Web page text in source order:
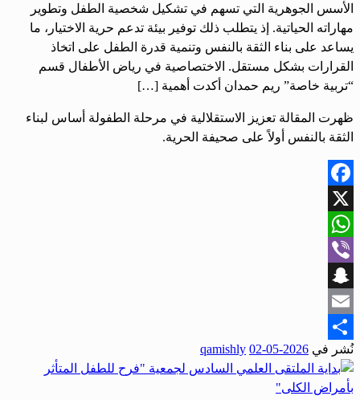
الأسس الجوهرية التي تسهم في تشكيل شخصية الطفل وتطوير
مهاراته الحياتية. إذ يتطلب ذلك توفير بيئة تدعم حرية الاختيار، ما
يساعد على بناء الثقة بالنفس وتنمية قدرة الطفل على اتخاذ
القرارات بشكل مستقل. الاختصاصية في رياض الأطفال قسم
“تربية خاصة” ريم حمدان أكدت أهمية […]
ظهرت المقالة تعزيز الاستقلالية في مرحلة الطفولة أساس لبناء
الثقة بالنفس أولاً على صحيفة الحرية.
Facebook
X
WhatsApp
Viber
Snapchat
Email
Share
نُشر في 2026-05-02
qamishly